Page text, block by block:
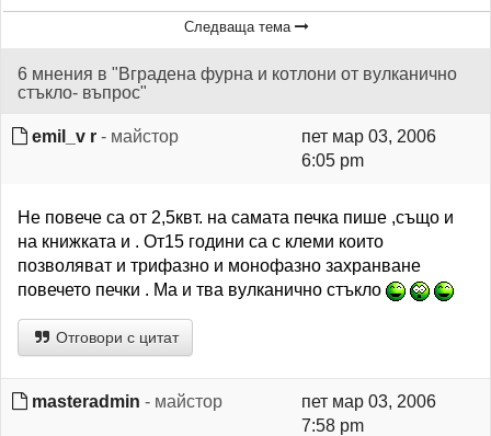
Следваща тема
6 мнения в "Вградена фурна и котлони от вулканично
стъкло- въпрос"
emil_v r - майстор
пет мар 03, 2006
6:05 pm
Не повече са от 2,5квт. на самата печка пише ,също и
на книжката и . От15 години са с клеми които
позволяват и трифазно и монофазно захранване
повечето печки . Ма и тва вулканично стъкло
Отговори с цитат
masteradmin - майстор
пет мар 03, 2006
7:58 pm